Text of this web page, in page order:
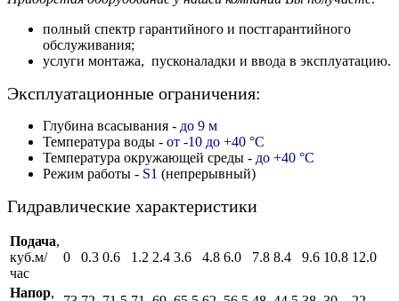
полный спектр гарантийного и постгарантийного
обслуживания;
услуги монтажа, пусконаладки и ввода в эксплуатацию.
Эксплуатационные ограничения:
Глубина всасывания - до 9 м
Температура воды - от -10 до +40 °C
Температура окружающей среды - до +40 °C
Режим работы - S1 (непрерывный)
Гидравлические характеристики
Подача,
куб.м/
час
0 0.3 0.6 1.2 2.4 3.6 4.8 6.0 7.8 8.4 9.6 10.8 12.0
Напор,